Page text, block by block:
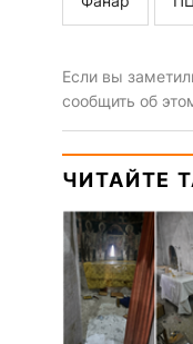
Если вы
сообщить об
ЧИТАЙТЕ